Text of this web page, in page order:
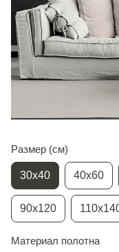
Размер (см)
30х40 40х60
90х120
Материал полотна